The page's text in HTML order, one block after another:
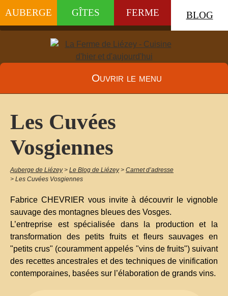
AUBERGE GÎTES FERME BLOG
Ouvrir le menu
Les Cuvées
Vosgiennes
Auberge de Liézey > Le Blog de Liézey > Carnet d’adresse
> Les Cuvées Vosgiennes
Fabrice CHEVRIER vous invite à découvrir le vignoble
sauvage des montagnes bleues des Vosges.
L’entreprise est spécialisée dans la production et la
transformation des petits fruits et fleurs sauvages en
"petits crus" (couramment appelés "vins de fruits") suivant
des recettes ancestrales et des techniques de vinification
contemporaines, basées sur l’élaboration de grands vins.